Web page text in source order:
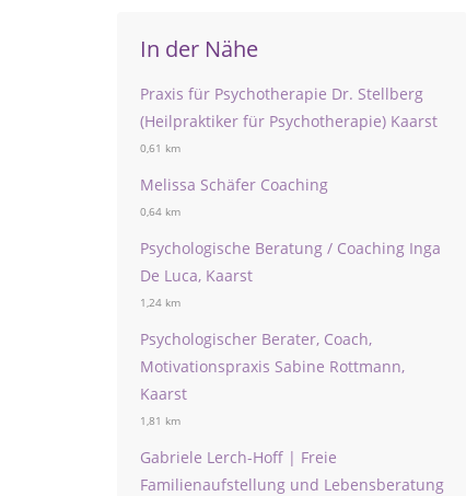
In der Nähe
Praxis für Psychotherapie Dr. Stellberg
(Heilpraktiker für Psychotherapie) Kaarst
0,61 km
Melissa Schäfer Coaching
0,64 km
Psychologische Beratung / Coaching Inga
De Luca, Kaarst
1,24 km
Psychologischer Berater, Coach,
Motivationspraxis Sabine Rottmann,
Kaarst
1,81 km
Gabriele Lerch-Hoff | Freie
Familienaufstellung und Lebensberatung